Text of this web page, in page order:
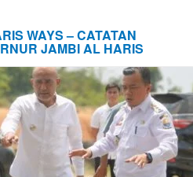
WAYS – CATATAN
JAMBI AL HARIS